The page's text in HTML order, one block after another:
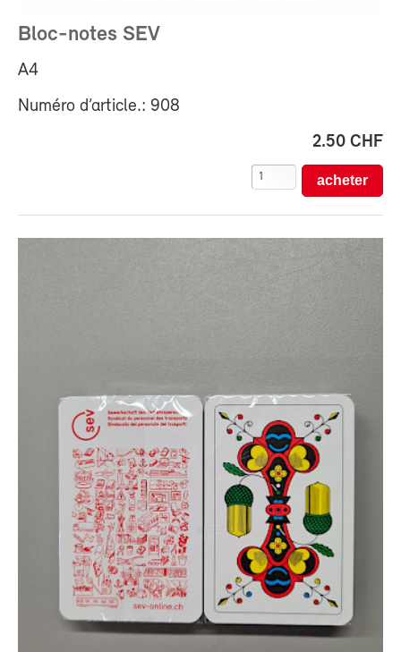
Bloc-notes SEV
A4
Numéro d’article.: 908
2.50 CHF